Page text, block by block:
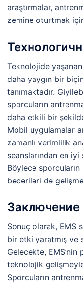
araştırmalar,
zemine oturtmak
Teknolojide yaşanan
daha yaygın bir
tanımaktadır.
sporcuların
daha etkili bir
Mobil uygulamalar
zamanlı verimlilik
seanslarından en
Böylece sporcuların
becerileri de
Заключение
Sonuç olarak, EMS
bir etki yaratmış ve
Gelecekte,
teknolojik
Sporcuların